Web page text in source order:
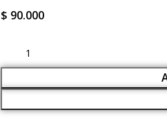
$ 90.000